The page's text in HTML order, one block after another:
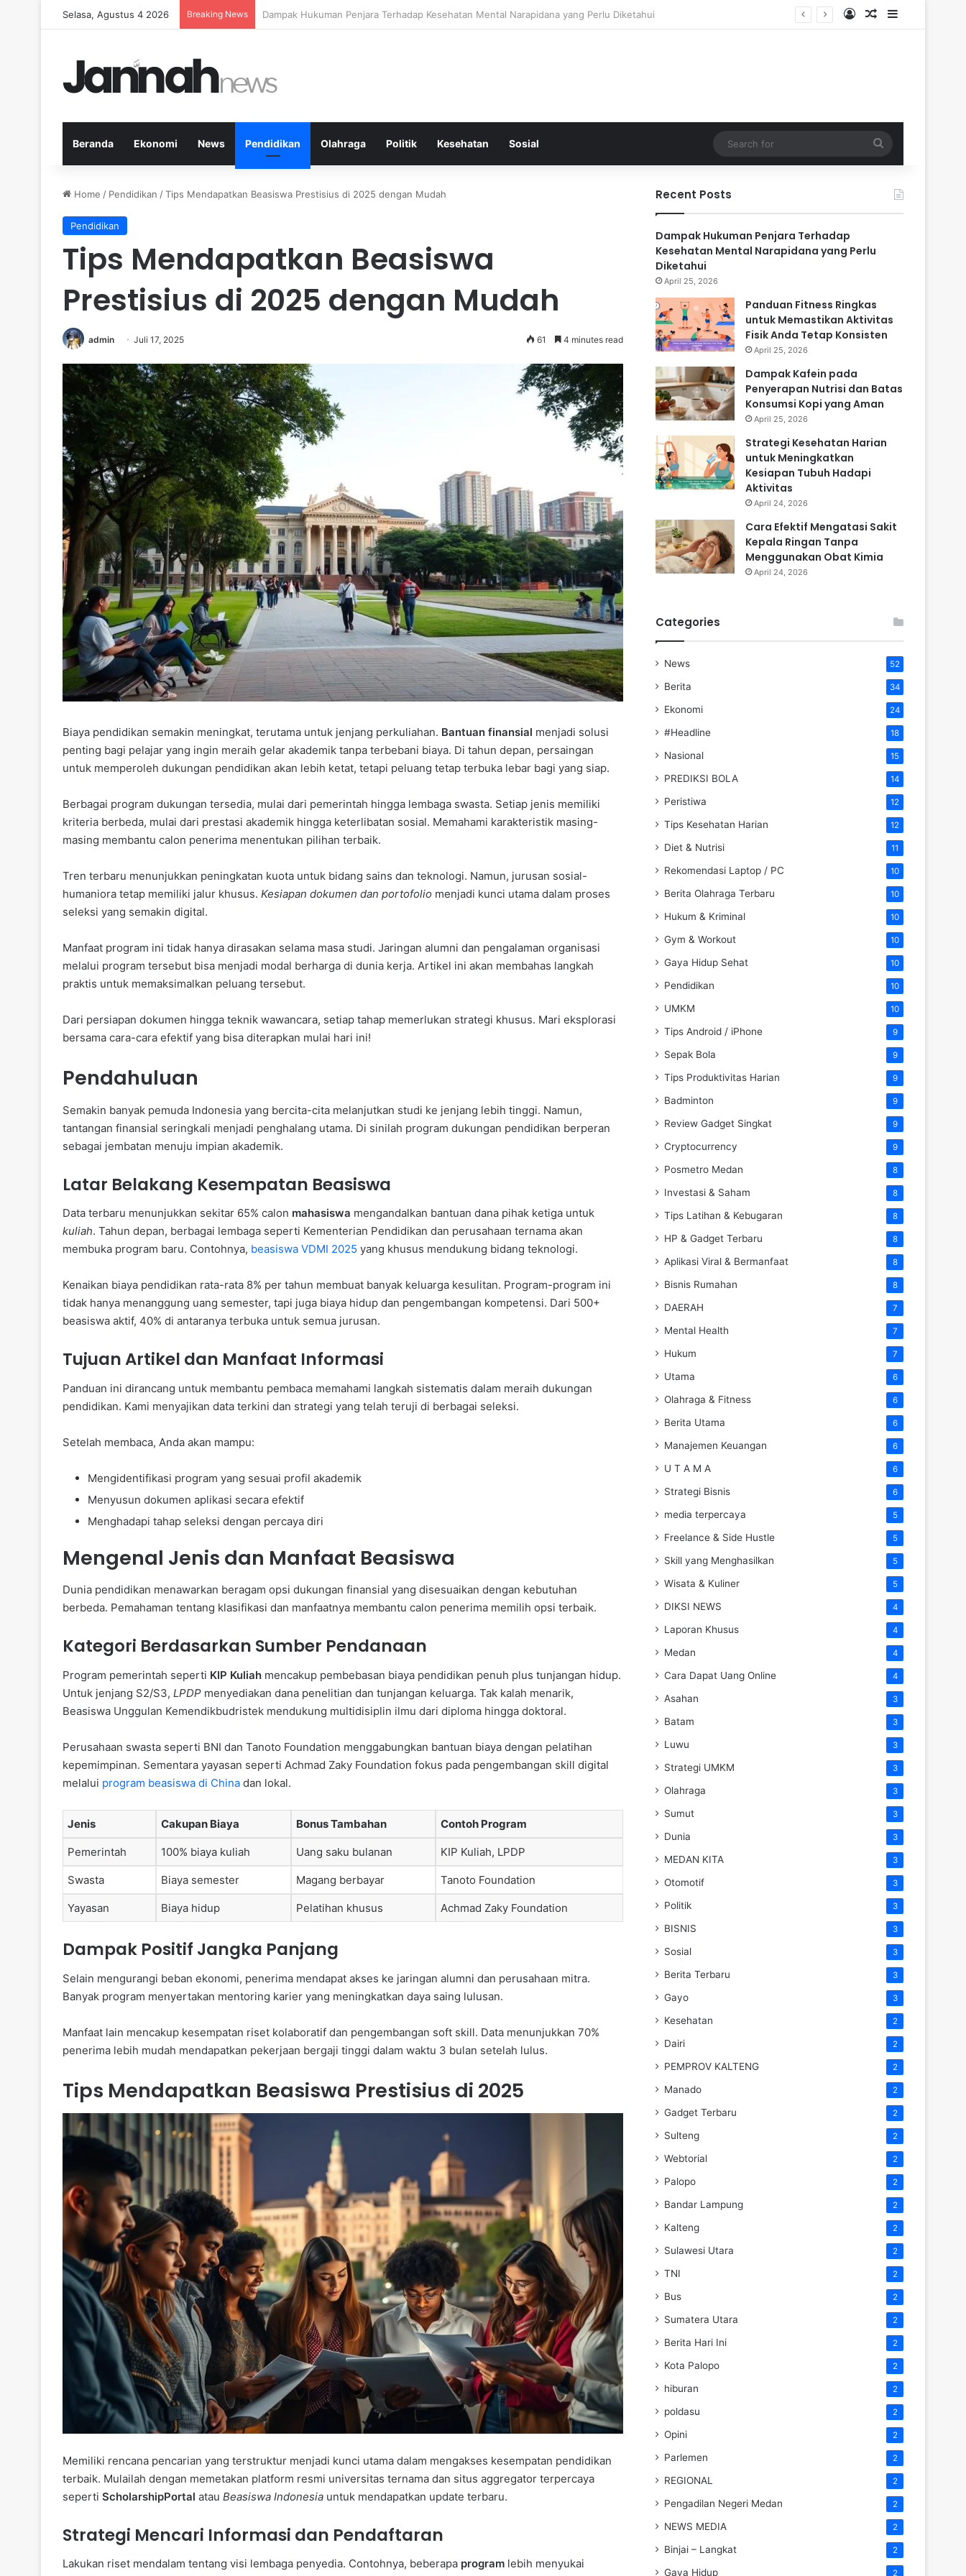
Selasa, Agustus 4 2026 Breaking News Panduan Fitness Ringkas untuk Memastikan Aktivitas Fisik Anda Tetap Konsisten Log InRandom Article
Sidebar
Beranda Ekonomi News Pendidikan Olahraga Politik Kesehatan Sosial
for
Home / Pendidikan /Tips Mendapatkan Beasiswa Prestisius di 2025 dengan Mudah
Pendidikan
Tips Mendapatkan Beasiswa
Prestisius di 2025 dengan Mudah
admin Juli 17, 2025 61 4 minutes read
Biaya pendidikan semakin meningkat, terutama untuk jenjang perkuliahan. Bantuan finansial menjadi solusi
penting bagi pelajar yang ingin meraih gelar akademik tanpa terbebani biaya. Di tahun depan, persaingan
untuk memperoleh dukungan pendidikan akan lebih ketat, tetapi peluang tetap terbuka lebar bagi yang siap.
Berbagai program dukungan tersedia, mulai dari pemerintah hingga lembaga swasta. Setiap jenis memiliki
kriteria berbeda, mulai dari prestasi akademik hingga keterlibatan sosial. Memahami karakteristik masing-
masing membantu calon penerima menentukan pilihan terbaik.
Tren terbaru menunjukkan peningkatan kuota untuk bidang sains dan teknologi. Namun, jurusan sosial-
humaniora tetap memiliki jalur khusus. Kesiapan dokumen dan portofolio menjadi kunci utama dalam proses
seleksi yang semakin digital.
Manfaat program ini tidak hanya dirasakan selama masa studi. Jaringan alumni dan pengalaman organisasi
melalui program tersebut bisa menjadi modal berharga di dunia kerja. Artikel ini akan membahas langkah
praktis untuk memaksimalkan peluang tersebut.
Dari persiapan dokumen hingga teknik wawancara, setiap tahap memerlukan strategi khusus. Mari eksplorasi
bersama cara-cara efektif yang bisa diterapkan mulai hari ini!
Pendahuluan
Semakin banyak pemuda Indonesia yang bercita-cita melanjutkan studi ke jenjang lebih tinggi. Namun,
tantangan finansial seringkali menjadi penghalang utama. Di sinilah program dukungan pendidikan berperan
sebagai jembatan menuju impian akademik.
Latar Belakang Kesempatan Beasiswa
Data terbaru menunjukkan sekitar 65% calon mahasiswa mengandalkan bantuan dana pihak ketiga untuk
kuliah. Tahun depan, berbagai lembaga seperti Kementerian Pendidikan dan perusahaan ternama akan
membuka program baru. Contohnya, beasiswa VDMI 2025 yang khusus mendukung bidang teknologi.
Kenaikan biaya pendidikan rata-rata 8% per tahun membuat banyak keluarga kesulitan. Program-program ini
tidak hanya menanggung uang semester, tapi juga biaya hidup dan pengembangan kompetensi. Dari 500+
beasiswa aktif, 40% di antaranya terbuka untuk semua jurusan.
Tujuan Artikel dan Manfaat Informasi
Panduan ini dirancang untuk membantu pembaca memahami langkah sistematis dalam meraih dukungan
pendidikan. Kami menyajikan data terkini dan strategi yang telah teruji di berbagai seleksi.
Setelah membaca, Anda akan mampu:
Mengidentifikasi program yang sesuai profil akademik
Menyusun dokumen aplikasi secara efektif
Menghadapi tahap seleksi dengan percaya diri
Mengenal Jenis dan Manfaat Beasiswa
Dunia pendidikan menawarkan beragam opsi dukungan finansial yang disesuaikan dengan kebutuhan
berbeda. Pemahaman tentang klasifikasi dan manfaatnya membantu calon penerima memilih opsi terbaik.
Kategori Berdasarkan Sumber Pendanaan
Program pemerintah seperti KIP Kuliah mencakup pembebasan biaya pendidikan penuh plus tunjangan hidup.
Untuk jenjang S2/S3, LPDP menyediakan dana penelitian dan tunjangan keluarga. Tak kalah menarik,
Beasiswa Unggulan Kemendikbudristek mendukung multidisiplin ilmu dari diploma hingga doktoral.
Perusahaan swasta seperti BNI dan Tanoto Foundation menggabungkan bantuan biaya dengan pelatihan
kepemimpinan. Sementara yayasan seperti Achmad Zaky Foundation fokus pada pengembangan skill digital
melalui program beasiswa di China dan lokal.
Jenis Cakupan Biaya Bonus Tambahan Contoh Program
Pemerintah 100% biaya kuliah Uang saku bulanan KIP Kuliah, LPDP
Swasta Biaya semester Magang berbayar Tanoto Foundation
Yayasan Biaya hidup Pelatihan khusus Achmad Zaky Foundation
Dampak Positif Jangka Panjang
Selain mengurangi beban ekonomi, penerima mendapat akses ke jaringan alumni dan perusahaan mitra.
Banyak program menyertakan mentoring karier yang meningkatkan daya saing lulusan.
Manfaat lain mencakup kesempatan riset kolaboratif dan pengembangan soft skill. Data menunjukkan 70%
penerima lebih mudah mendapatkan pekerjaan bergaji tinggi dalam waktu 3 bulan setelah lulus.
Tips Mendapatkan Beasiswa Prestisius di 2025
Memiliki rencana pencarian yang terstruktur menjadi kunci utama dalam mengakses kesempatan pendidikan
terbaik. Mulailah dengan memetakan platform resmi universitas ternama dan situs aggregator terpercaya
seperti ScholarshipPortal atau Beasiswa Indonesia untuk mendapatkan update terbaru.
Strategi Mencari Informasi dan Pendaftaran
Lakukan riset mendalam tentang visi lembaga penyedia. Contohnya, beberapa program lebih menyukai
Recent Posts
Dampak Hukuman Penjara Terhadap
Kesehatan Mental Narapidana yang Perlu
Diketahui
April 25, 2026
Panduan Fitness Ringkas
untuk Memastikan Aktivitas
Fisik Anda Tetap Konsisten
April 25, 2026
Dampak Kafein pada
Penyerapan Nutrisi dan Batas
Konsumsi Kopi yang Aman
April 25, 2026
Strategi Kesehatan Harian
untuk Meningkatkan
Kesiapan Tubuh Hadapi
Aktivitas
April 24, 2026
Cara Efektif Mengatasi Sakit
Kepala Ringan Tanpa
Menggunakan Obat Kimia
April 24, 2026
Categories
News 52
Berita 34
Ekonomi 24
#Headline 18
Nasional 15
PREDIKSI BOLA 14
Peristiwa 12
Tips Kesehatan Harian 12
Diet & Nutrisi 11
Rekomendasi Laptop / PC 10
Berita Olahraga Terbaru 10
Hukum & Kriminal 10
Gym & Workout 10
Gaya Hidup Sehat 10
Pendidikan 10
UMKM 10
Tips Android / iPhone 9
Sepak Bola 9
Tips Produktivitas Harian 9
Badminton 9
Review Gadget Singkat 9
Cryptocurrency 9
Posmetro Medan 8
Investasi & Saham 8
Tips Latihan & Kebugaran 8
HP & Gadget Terbaru 8
Aplikasi Viral & Bermanfaat 8
Bisnis Rumahan 8
DAERAH 7
Mental Health 7
Hukum 7
Utama 6
Olahraga & Fitness 6
Berita Utama 6
Manajemen Keuangan 6
U T A M A 6
Strategi Bisnis 6
media terpercaya 5
Freelance & Side Hustle 5
Skill yang Menghasilkan 5
Wisata & Kuliner 5
DIKSI NEWS 4
Laporan Khusus 4
Medan 4
Cara Dapat Uang Online 4
Asahan 3
Batam 3
Luwu 3
Strategi UMKM 3
Olahraga 3
Sumut 3
Dunia 3
MEDAN KITA 3
Otomotif 3
Politik 3
BISNIS 3
Sosial 3
Berita Terbaru 3
Gayo 3
Kesehatan 2
Dairi 2
PEMPROV KALTENG 2
Manado 2
Gadget Terbaru 2
Sulteng 2
Webtorial 2
Palopo 2
Bandar Lampung 2
Kalteng 2
Sulawesi Utara 2
TNI 2
Bus 2
Sumatera Utara 2
Berita Hari Ini 2
Kota Palopo 2
hiburan 2
poldasu 2
Opini 2
Parlemen 2
REGIONAL 2
Pengadilan Negeri Medan 2
NEWS MEDIA 2
Binjai – Langkat 2
Gaya Hidup 2